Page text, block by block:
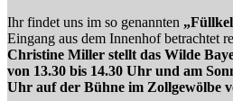
Ihr findet uns im so genannten
Eingang aus dem Innenhof betrachtet
Christine Miller stellt das Wilde
von 13.30 bis 14.30 Uhr und am
Uhr auf der Bühne im Zollgewölbe